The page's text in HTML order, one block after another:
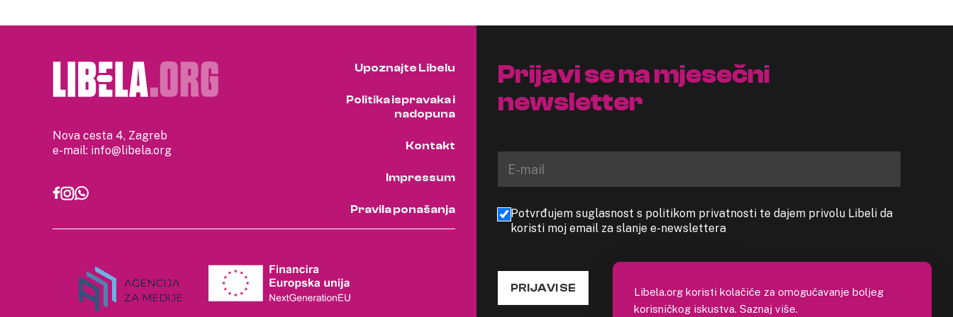
Nova cesta 4, Zagreb
e-mail: info@libela.org
Upoznajte Libelu
Politika ispravaka i
nadopuna
Kontakt
Impressum
Pravila ponašanja
Prijavi se na mjesečni
newsletter
Potvrđujem suglasnost s politikom privatnosti te dajem privolu Libeli da
koristi moj email za slanje e-newslettera
PRIJAVI SE
Libela.org koristi kolačiće za omogućavanje boljeg
korisničkog iskustva. Saznaj više.